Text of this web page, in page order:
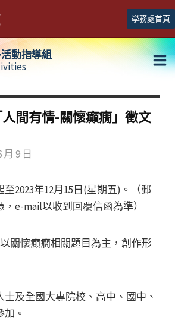
學務處首頁
動指導組
間有情-關懷癲癇」徵文
月 9 日
2023年12月15日(星期五)。（郵
e-mail以收到回覆信函為準）
關懷癲癇相關題目為主，創作形
及全國大專院校、高中、國中、
。